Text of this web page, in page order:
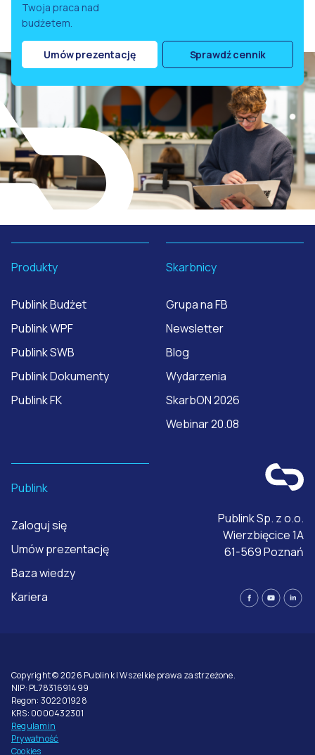
Twoja praca nad
budżetem.
Umów prezentację Sprawdź cennik
Produkty
Publink Budżet
Publink WPF
Publink SWB
Publink Dokumenty
Publink FK
Skarbnicy
Grupa na FB
Newsletter
Blog
Wydarzenia
SkarbON 2026
Webinar 20.08
Publink
Zaloguj się
Umów prezentację
Baza wiedzy
Kariera
Publink Sp. z o.o.
Wierzbięcice 1A
61-569 Poznań
Copyright © 2026 Publink | Wszelkie prawa zastrzeżone.
NIP: PL7831691499
Regon: 302201928
KRS: 0000432301
Regulamin
Prywatność
Cookies